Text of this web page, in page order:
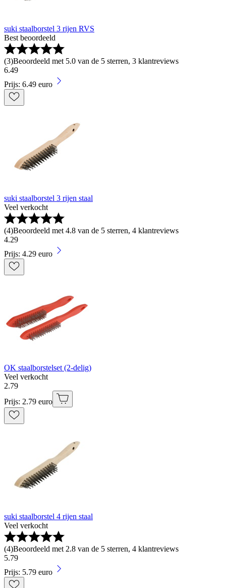
suki staalborstel 3 rijen RVS
Best beoordeeld
(3)Beoordeeld met 5.0 van de 5 sterren, 3 klantreviews
6.49
Prijs: 6.49 euro
suki staalborstel 3 rijen staal
Veel verkocht
(4)Beoordeeld met 4.8 van de 5 sterren, 4 klantreviews
4.29
Prijs: 4.29 euro
OK staalborstelset (2-delig)
Veel verkocht
2.79
Prijs: 2.79 euro
suki staalborstel 4 rijen staal
Veel verkocht
(4)Beoordeeld met 2.8 van de 5 sterren, 4 klantreviews
5.79
Prijs: 5.79 euro